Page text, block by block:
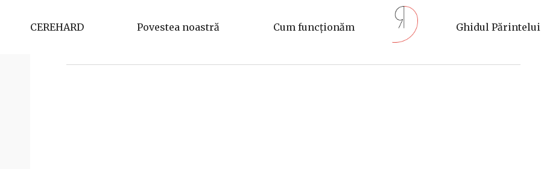
CEREHARD Povestea noastră Cum funcționăm Ghidul Părintelui